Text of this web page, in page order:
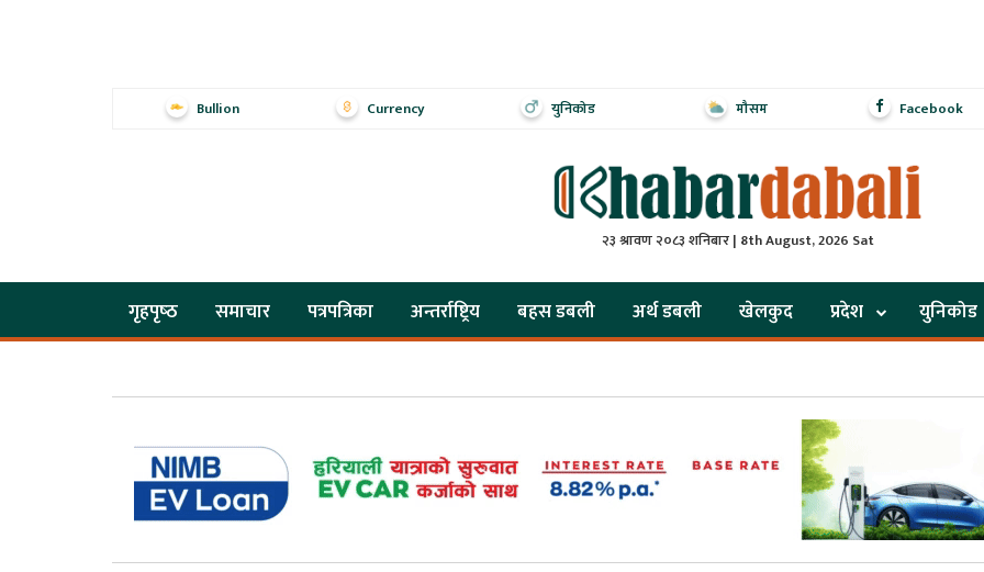
Bullion Currency युनिकोड मौसम Facebook
२३ श्रावण २०८३ शनिबार | 8th August, 2026 Sat
गृहपृष्‍ठ समाचार पत्रपत्रिका अन्तर्राष्ट्रिय बहस डबली अर्थ डबली खेलकुद प्रदेश युनिकोड